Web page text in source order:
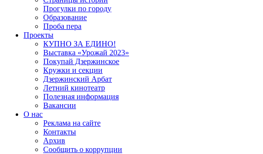
Прогулки по городу
Образование
Проба пера
Проекты
КУПНО ЗА ЕДИНО!
Выставка «Урожай 2023»
Покупай Дзержинское
Кружки и секции
Дзержинский Арбат
Летний кинотеатр
Полезная информация
Вакансии
О нас
Реклама на сайте
Контакты
Архив
Сообщить о коррупции